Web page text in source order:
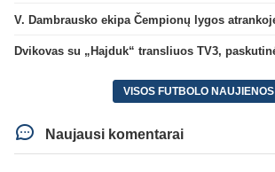
VISOS FUTBOLO NAUJIENOS
Naujausi komentarai